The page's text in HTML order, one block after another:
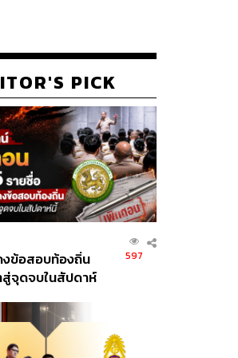
PICK
งข้อสอบท้องถิ่น
จุดจบในสัปดาห์
597